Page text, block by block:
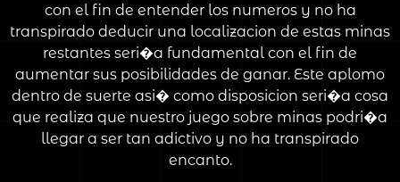
con el fin de entender los numeros y no ha
transpirado deducir una localizacion de estas minas
restantes seri�a fundamental con el fin de
aumentar sus posibilidades de ganar. Este aplomo
dentro de suerte asi� como disposicion seri�a cosa
que realiza que nuestro juego sobre minas podri�a
llegar a ser tan adictivo y no ha transpirado
encanto.